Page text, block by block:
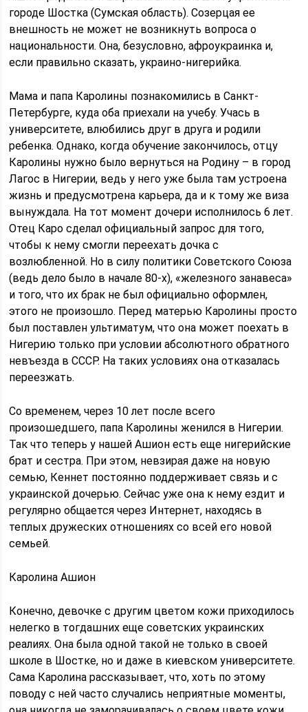
городе Шостка (Сумская область). Созерцая ее
внешность не может не возникнуть вопроса о
национальности. Она, безусловно, афроукраинка и,
если правильно сказать, украино-нигерийка.
Мама и папа Каролины познакомились в Санкт-
Петербурге, куда оба приехали на учебу. Учась в
университете, влюбились друг в друга и родили
ребенка. Однако, когда обучение закончилось, отцу
Каролины нужно было вернуться на Родину – в город
Лагос в Нигерии, ведь у него уже была там устроена
жизнь и предусмотрена карьера, да и к тому же виза
вынуждала. На тот момент дочери исполнилось 6 лет.
Отец Каро сделал официальный запрос для того,
чтобы к нему смогли переехать дочка с
возлюбленной. Но в силу политики Советского Союза
(ведь дело было в начале 80-х), «железного занавеса»
и того, что их брак не был официально оформлен,
этого не произошло. Перед матерью Каролины просто
был поставлен ультиматум, что она может поехать в
Нигерию только при условии абсолютного обратного
невъезда в СССР. На таких условиях она отказалась
переезжать.
Со временем, через 10 лет после всего
произошедшего, папа Каролины женился в Нигерии.
Так что теперь у нашей Ашион есть еще нигерийские
брат и сестра. При этом, невзирая даже на новую
семью, Кеннет постоянно поддерживает связь и с
украинской дочерью. Сейчас уже она к нему ездит и
регулярно общается через Интернет, находясь в
теплых дружеских отношениях со всей его новой
семьей.
Каролина Ашион
Конечно, девочке с другим цветом кожи приходилось
нелегко в тогдашних еще советских украинских
реалиях. Она была одной такой не только в своей
школе в Шостке, но и даже в киевском университете.
Сама Каролина рассказывает, что, хоть по этому
поводу с ней часто случались неприятные моменты,